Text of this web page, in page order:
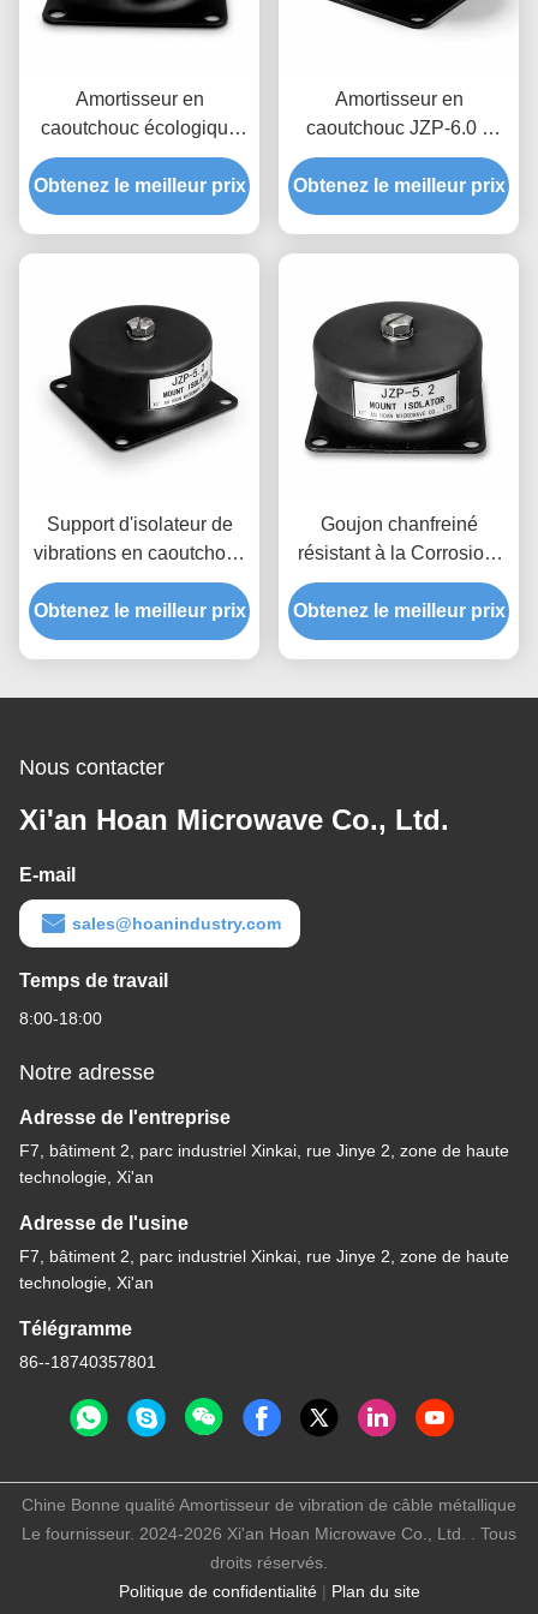
Amortisseur en
caoutchouc écologique
JZP-6.0, amortisseur
autolubrifié sans
grincement pour
Obtenez le meilleur prix
Amortisseur en
caoutchouc JZP-6.0 à
large plage de
température pour le
filtrage des micro-
équipements de précision
Obtenez le meilleur prix
Support d'isolateur de
vibrations en caoutchouc
moulé avec précision,
résistant aux UV, résistant
aux intempéries, support
équipement d'extérieur,
Obtenez le meilleur prix
Goujon chanfreiné
résistant à la Corrosion,
support d'isolateur de
vibrations en caoutchouc,
support d'amortisseur
précision, JZP-5.2
Obtenez le meilleur prix
Nous contacter
Xi'an Hoan Microwave Co., Ltd.
E-mail
sales@hoanindustry.com
Temps de travail
8:00-18:00
Notre adresse
Adresse de l'entreprise
F7, bâtiment 2, parc industriel Xinkai, rue Jinye 2, zone de haute
technologie, Xi'an
Adresse de l'usine
F7, bâtiment 2, parc industriel Xinkai, rue Jinye 2, zone de haute
technologie, Xi'an
Télégramme
86--18740357801
Politique de confidentialité| Plan du site
Chine Bonne qualité Amortisseur de vibration de câble métallique
Le fournisseur. 2024-2026 Xi'an Hoan Microwave Co., Ltd. . Tous
droits réservés.